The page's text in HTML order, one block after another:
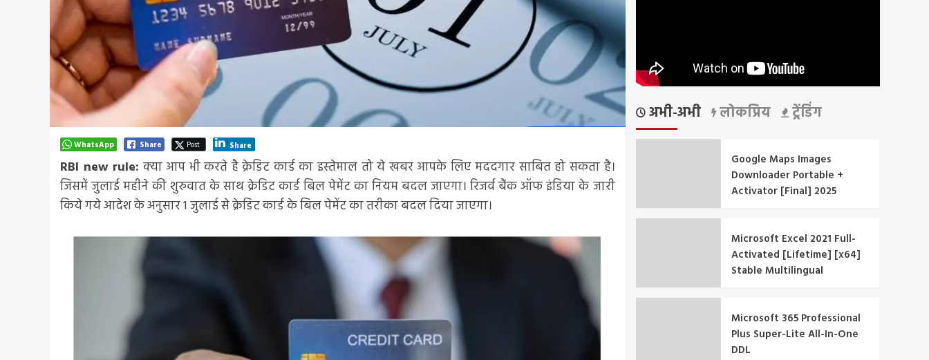
WhatsApp Share Post Share
RBI new rule: क्या आप भी करते है क्रेडिट कार्ड का इस्तेमाल तो ये खबर आपके लिए मददगार साबित हो सकता है।
जिसमें जुलाई महीने की शुरुवात के साथ क्रेडिट कार्ड बिल पेमेंट का नियम बदल जाएगा। रिजर्व बैंक ऑफ इंडिया के जारी
किये गये आदेश के अनुसार 1 जुलाई से क्रेडिट कार्ड के बिल पेमेंट का तरीका बदल दिया जाएगा।
अभी-अभी लोकप्रिय ट्रेंडिंग
Google Maps Images
Downloader Portable +
Activator [Final] 2025
Microsoft Excel 2021 Full-
Activated [Lifetime] [x64]
Stable Multilingual
Microsoft 365 Professional
Plus Super-Lite All-In-One
DDL